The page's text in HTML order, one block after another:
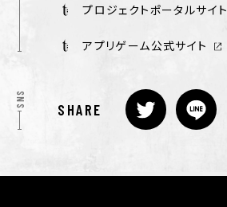
プロジェクトポータルサイト
アプリゲーム公式サイト
SNS
SHARE